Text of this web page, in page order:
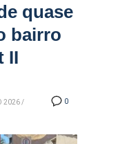
quase
bairro
II
0
2026 /